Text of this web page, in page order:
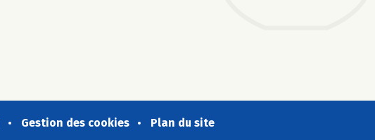
Gestion des cookies Plan du site